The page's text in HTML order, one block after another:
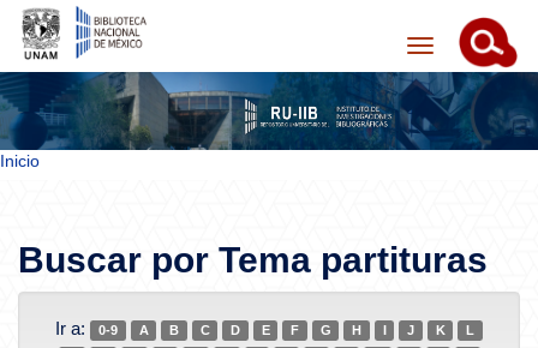
Inicio
Buscar por Tema partituras
Ir a: 0-9 A B C D E F G H I J K
L